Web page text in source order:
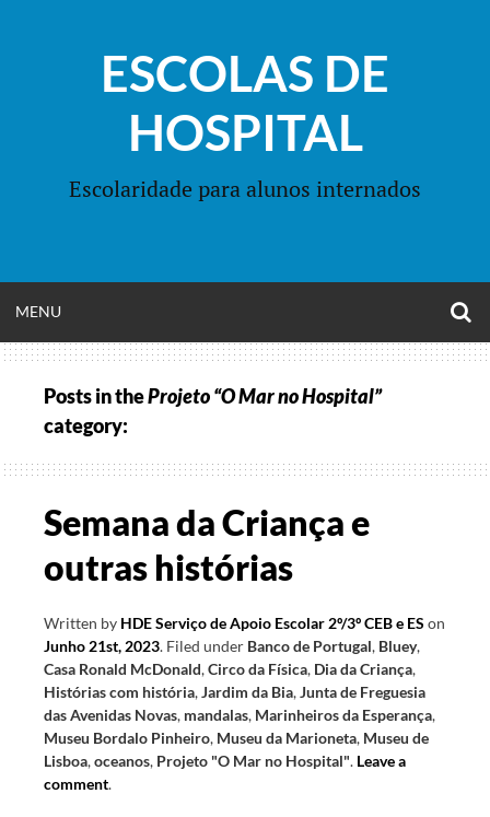
ESCOLAS DE
HOSPITAL
Escolaridade para alunos internados
MENU
MENU
Posts in theProjeto “O Mar no Hospital”
category:
Semana da Criança e
outras histórias
Written by HDE Serviço de Apoio Escolar 2º/3º CEB e ES on
Junho 21st, 2023. Filed under Banco de Portugal, Bluey,
Casa Ronald McDonald,Circo da Física, Dia da Criança,
Histórias com história,Jardim da Bia,Junta de Freguesia
das Avenidas Novas, mandalas, Marinheiros da Esperança,
Museu Bordalo Pinheiro, Museu da Marioneta, Museu de
Lisboa,oceanos, Projeto "O Mar no Hospital". Leave a
comment.